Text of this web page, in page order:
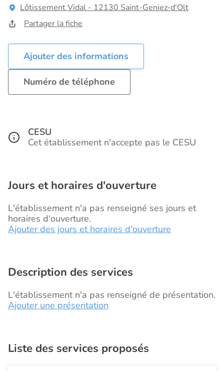
Lôtissement Vidal - 12130 Saint-Geniez-d'Olt
Partager la fiche
Ajouter des informations
Numéro de téléphone
CESU
Cet établissement n'accepte pas le CESU
Jours et horaires d'ouverture
L'établissement n'a pas renseigné ses jours et
horaires d'ouverture.
Ajouter des jours et horaires d'ouverture
Description des services
L'établissement n'a pas renseigné de présentation.
Ajouter une présentation
Liste des services proposés